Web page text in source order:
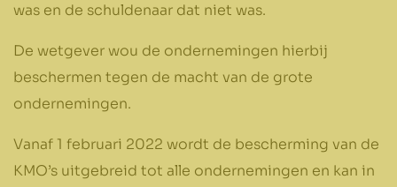
was en de schuldenaar dat niet was.
De wetgever wou de ondernemingen hierbij
beschermen tegen de macht van de grote
ondernemingen.
Vanaf 1 februari 2022 wordt de bescherming van de
KMO’s uitgebreid tot alle ondernemingen en kan in